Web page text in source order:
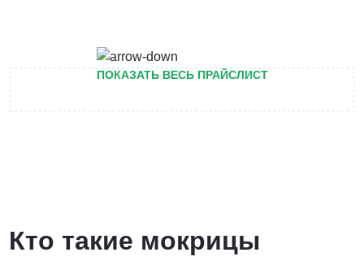
ПОКАЗАТЬ ВЕСЬ ПРАЙСЛИСТ
Кто такие мокрицы